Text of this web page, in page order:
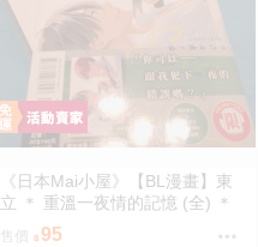
《日本Mai小屋》【BL漫畫】東
立 ＊ 重溫一夜情的記憶 (全) ＊
作者：志々藤からり
售價 95